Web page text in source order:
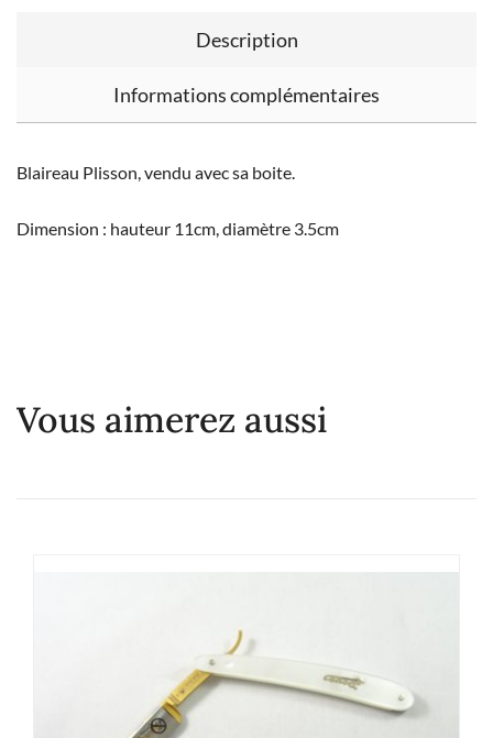
Description
Informations complémentaires
Blaireau Plisson, vendu avec sa boite.
Dimension : hauteur 11cm, diamètre 3.5cm
Vous aimerez aussi